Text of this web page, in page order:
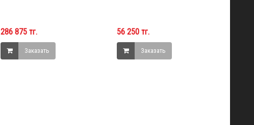
286 875 тг.
Заказать
56 250 тг.
Заказать